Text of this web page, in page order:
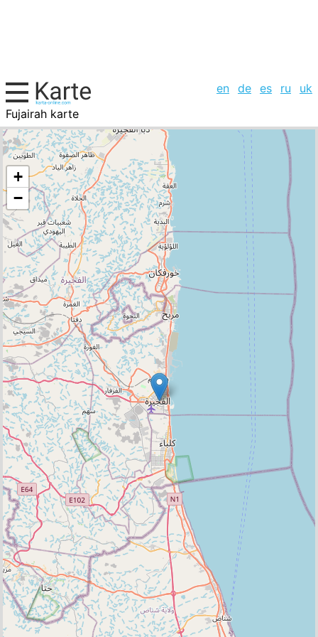
en de es ru
uk
Fujairah karte
Vereinigte Arabische Emirate, Städte-Liste
+
−